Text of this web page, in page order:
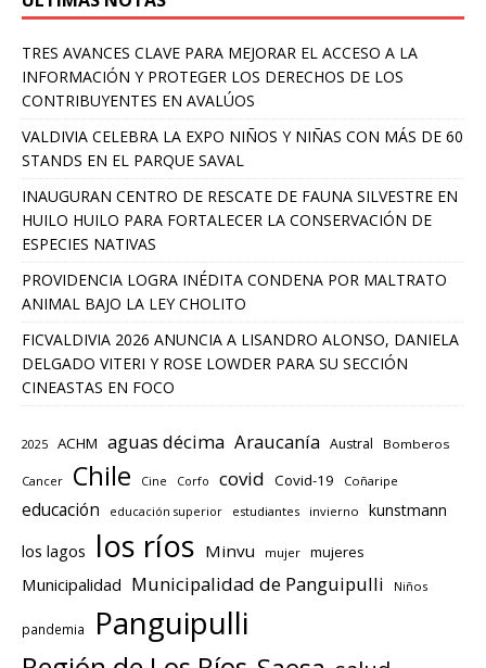
TRES AVANCES CLAVE PARA MEJORAR EL ACCESO A LA
INFORMACIÓN Y PROTEGER LOS DERECHOS DE LOS
CONTRIBUYENTES EN AVALÚOS
VALDIVIA CELEBRA LA EXPO NIÑOS Y NIÑAS CON MÁS DE 60
STANDS EN EL PARQUE SAVAL
INAUGURAN CENTRO DE RESCATE DE FAUNA SILVESTRE EN
HUILO HUILO PARA FORTALECER LA CONSERVACIÓN DE
ESPECIES NATIVAS
PROVIDENCIA LOGRA INÉDITA CONDENA POR MALTRATO
ANIMAL BAJO LA LEY CHOLITO
FICVALDIVIA 2026 ANUNCIA A LISANDRO ALONSO, DANIELA
DELGADO VITERI Y ROSE LOWDER PARA SU SECCIÓN
CINEASTAS EN FOCO
2025 ACHM aguas décima Araucanía Austral Bomberos
Cancer Chile Cine Corfo covid Covid-19 Coñaripe
educación educación superior estudiantes invierno kunstmann
los lagos los ríos Minvu mujer mujeres
Municipalidad Municipalidad de Panguipulli Niños
pandemia Panguipulli